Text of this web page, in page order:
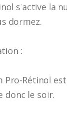
s'active la
dormez.
:
Pro-Rétinol
donc le soir.